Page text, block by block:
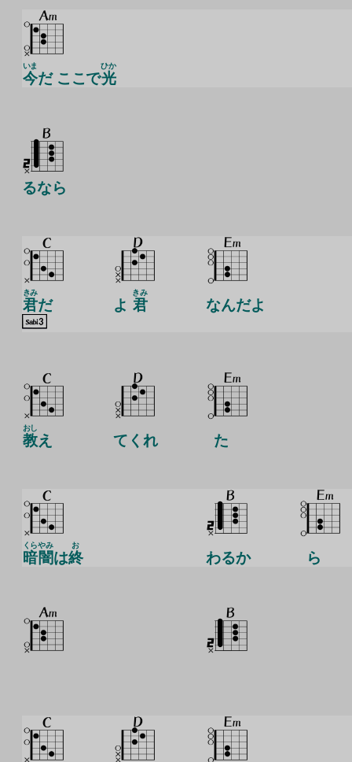
今
いま
だ ここで光
ひか
るなら
君
きみ
だ よ 君
きみ
なんだよ
教
おし
え てくれ た
暗
くら
闇
やみ
は終
お
わるか ら